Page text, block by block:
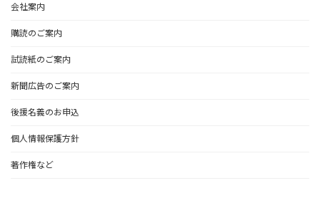
会社案内
購読のご案内
試読紙のご案内
新聞広告のご案内
後援名義のお申込
個人情報保護方針
著作権など